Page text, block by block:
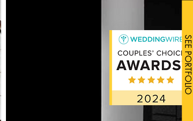
SEE PORTFOLIO